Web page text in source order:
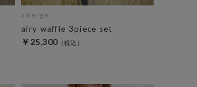
amerge.
airy waffle 3piece set
￥25,300